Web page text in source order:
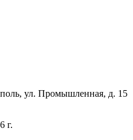
ул. Промышленная, д. 15
г.